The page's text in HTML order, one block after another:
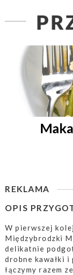
REKLAMA
OPIS
W pierwszej
Międzybrodzki
delikatnie
drobne kawałki i
łączymy razem